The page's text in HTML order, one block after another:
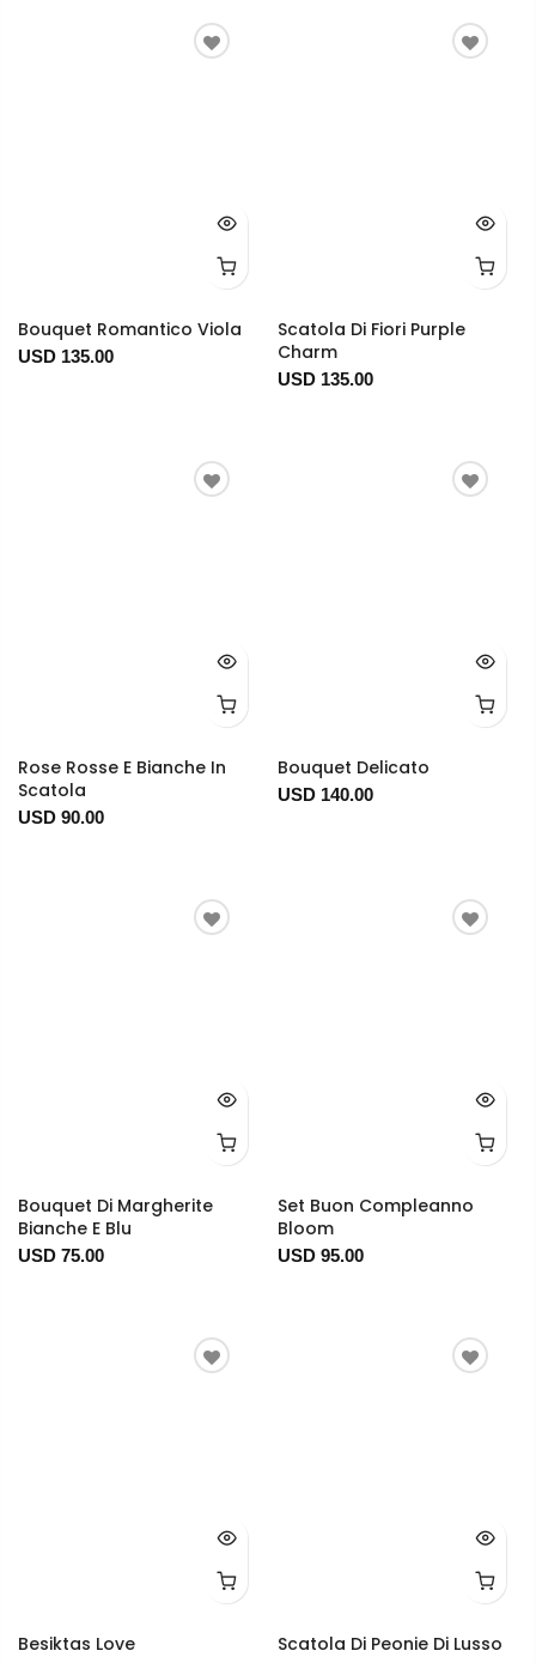
Bouquet Romantico Viola
USD 135.00
Scatola Di Fiori Purple
Charm
USD 135.00
Rose Rosse E Bianche In
Scatola
USD 90.00
Bouquet Delicato
USD 140.00
Bouquet Di Margherite
Bianche E Blu
USD 75.00
Set Buon Compleanno
Bloom
USD 95.00
Besiktas Love Scatola Di Peonie Di Lusso